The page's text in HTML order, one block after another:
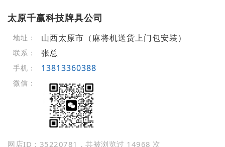
太原千赢科技牌具公司
地址： 山西太原市（麻将机送货上门包安装）
联系： 张总
手机： 13813360388
微信：
网店ID：35220781，共被浏览过 14968 次